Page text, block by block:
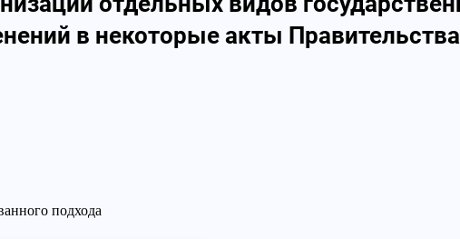
в некоторые акты Правительства
подхода